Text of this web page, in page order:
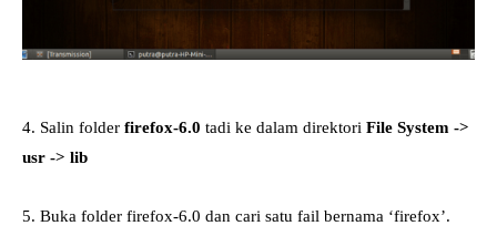
4. Salin folder firefox-6.0 tadi ke dalam direktori File System ->
usr -> lib
5. Buka folder firefox-6.0 dan cari satu fail bernama ‘firefox’.